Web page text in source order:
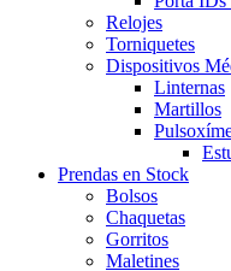
Relojes
Torniquetes
Dispositivos
Linternas
Martillos
Prendas en Stock
Bolsos
Chaquetas
Gorritos
Maletines